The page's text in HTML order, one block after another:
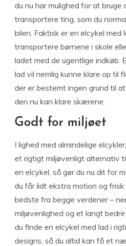
du nu har mulighed for at bruge
transportere ting, som du
bilen. Faktisk er en elcykel
transportere børnene i skole
ladet med de ugentlige indkøb.
lad vil nemlig kunne klare op til
der er bestemt ingen grund til
den nu kan klare skærene.
Godt for miljøet
I lighed med almindelige
et rigtigt miljøvenligt alternativ
en elcykel, så gør du nu dit for
du får lidt ekstra motion og
bedste fra begge verdener –
miljøvenlighed og et langt
du finde en elcykel med lad i
designs, så du altid kan få et